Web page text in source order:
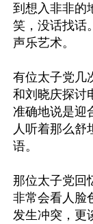
到想入非非的
笑，没话找话
声乐艺术。
有位太子党几
和刘晓庆探讨
准确地说是迎
人听着那么舒
语。
那位太子党回
非常会看人脸
发生冲突，更